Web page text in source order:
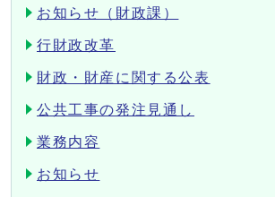
お知らせ（財政課）
行財政改革
財政・財産に関する公表
公共工事の発注見通し
業務内容
お知らせ